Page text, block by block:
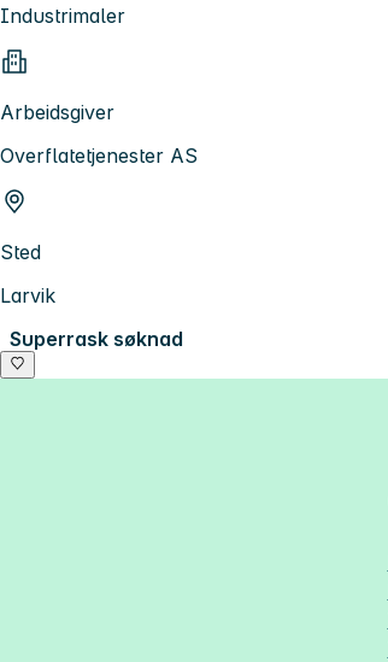
Industrimaler
Arbeidsgiver
Overflatetjenester AS
Sted
Larvik
Superrask søknad